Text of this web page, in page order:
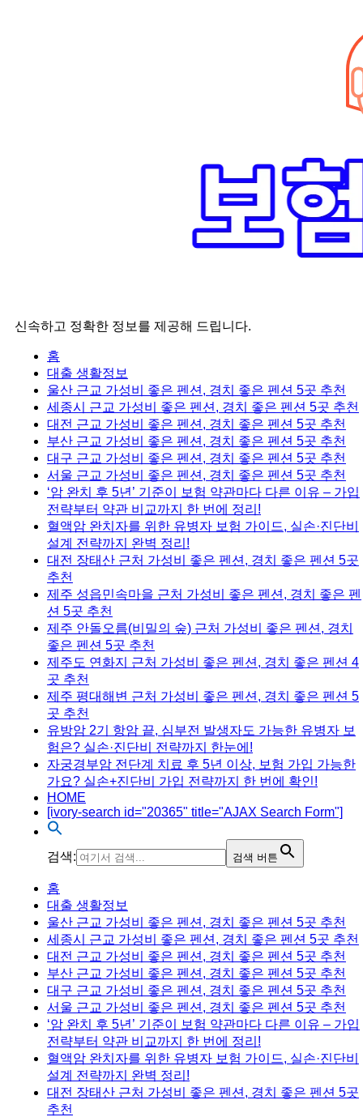
신속하고 정확한 정보를 제공해 드립니다.
홈
대출 생활정보
울산 근교 가성비 좋은 펜션, 경치 좋은 펜션 5곳 추천
세종시 근교 가성비 좋은 펜션, 경치 좋은 펜션 5곳 추천
대전 근교 가성비 좋은 펜션, 경치 좋은 펜션 5곳 추천
부산 근교 가성비 좋은 펜션, 경치 좋은 펜션 5곳 추천
대구 근교 가성비 좋은 펜션, 경치 좋은 펜션 5곳 추천
서울 근교 가성비 좋은 펜션, 경치 좋은 펜션 5곳 추천
‘암 완치 후 5년’ 기준이 보험 약관마다 다른 이유 – 가입
전략부터 약관 비교까지 한 번에 정리!
혈액암 완치자를 위한 유병자 보험 가이드, 실손·진단비
설계 전략까지 완벽 정리!
대전 장태산 근처 가성비 좋은 펜션, 경치 좋은 펜션 5곳
추천
제주 성읍민속마을 근처 가성비 좋은 펜션, 경치 좋은 펜
션 5곳 추천
제주 안돌오름(비밀의 숲) 근처 가성비 좋은 펜션, 경치
좋은 펜션 5곳 추천
제주도 연화지 근처 가성비 좋은 펜션, 경치 좋은 펜션 4
곳 추천
제주 평대해변 근처 가성비 좋은 펜션, 경치 좋은 펜션 5
곳 추천
유방암 2기 항암 끝, 심부전 발생자도 가능한 유병자 보
험은? 실손·진단비 전략까지 한눈에!
자궁경부암 전단계 치료 후 5년 이상, 보험 가입 가능한
가요? 실손+진단비 가입 전략까지 한 번에 확인!
HOME
[ivory-search id="20365" title="AJAX Search Form"]
검색: 검색 버튼
Menu
홈
대출 생활정보
울산 근교 가성비 좋은 펜션, 경치 좋은 펜션 5곳 추천
세종시 근교 가성비 좋은 펜션, 경치 좋은 펜션 5곳 추천
대전 근교 가성비 좋은 펜션, 경치 좋은 펜션 5곳 추천
부산 근교 가성비 좋은 펜션, 경치 좋은 펜션 5곳 추천
대구 근교 가성비 좋은 펜션, 경치 좋은 펜션 5곳 추천
서울 근교 가성비 좋은 펜션, 경치 좋은 펜션 5곳 추천
‘암 완치 후 5년’ 기준이 보험 약관마다 다른 이유 – 가입
전략부터 약관 비교까지 한 번에 정리!
혈액암 완치자를 위한 유병자 보험 가이드, 실손·진단비
설계 전략까지 완벽 정리!
대전 장태산 근처 가성비 좋은 펜션, 경치 좋은 펜션 5곳
추천